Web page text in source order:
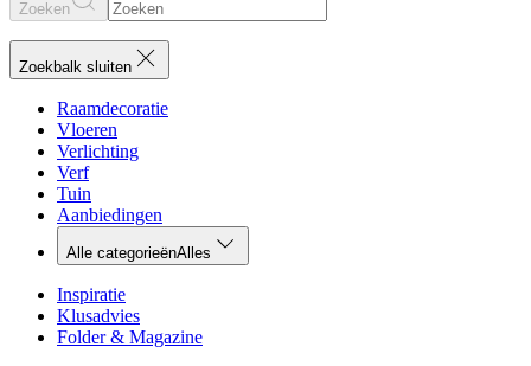
Zoeken
Zoekbalk sluiten
Raamdecoratie
Vloeren
Verlichting
Verf
Tuin
Aanbiedingen
Alle categorieënAlles
Inspiratie
Klusadvies
Folder & Magazine